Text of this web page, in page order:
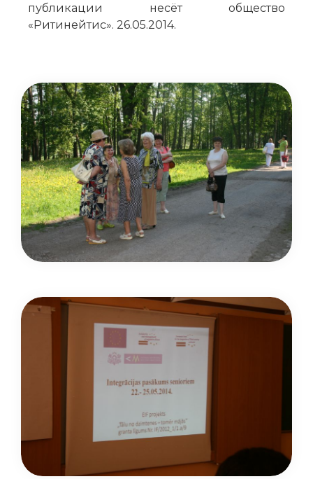
публикации несёт общество
«Ритинейтис». 26.05.2014.